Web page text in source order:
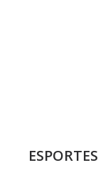
ESPORTES